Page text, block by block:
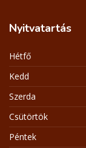
Nyitvatartás
Hétfő
Kedd
Szerda
Csütörtök
Péntek